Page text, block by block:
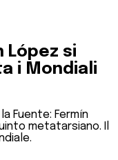
López si
i Mondiali
Fuente: Fermín
metatarsiano. Il